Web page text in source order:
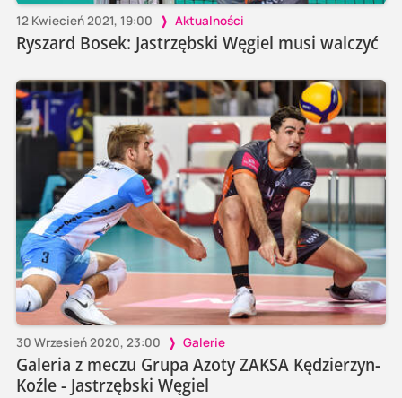
12 Kwiecień 2021, 19:00 Aktualności
Ryszard Bosek: Jastrzębski Węgiel musi walczyć
30 Wrzesień 2020, 23:00 Galerie
Galeria z meczu Grupa Azoty ZAKSA Kędzierzyn-
Koźle - Jastrzębski Węgiel